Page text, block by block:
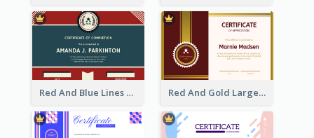
Red And Blue Lines And Badge Completion Certificate Red And Gold Large Badge Certificate